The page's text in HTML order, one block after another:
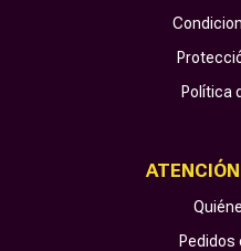
Política